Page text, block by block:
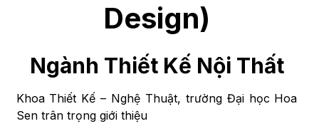
Design)
Ngành Thiết Kế Nội Thất
Khoa Thiết Kế – Nghệ Thuật, trường Đại học Hoa
Sen trân trọng giới thiệu